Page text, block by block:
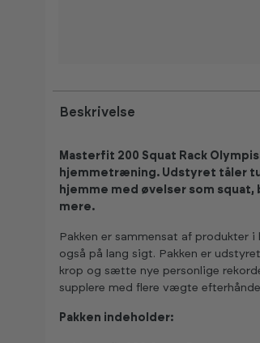
Beskrivelse
Masterfit 200 Squat Rack
hjemmetræning. Udstyret tåler
hjemme med øvelser som
mere.
Pakken er sammensat af
også på lang sigt. Pakken er
krop og sætte nye personlige
supplere med flere vægte
Pakken indeholder: